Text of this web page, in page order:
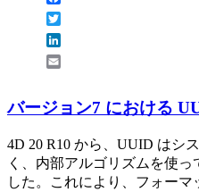
バージョン7 における
4D 20 R10 から、UUID はシ
く、内部アルゴリズムを使
した。これにより、フォー